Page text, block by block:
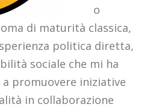
o
di maturità classica,
politica diretta,
sociale che mi ha
promuovere iniziative
in collaborazione